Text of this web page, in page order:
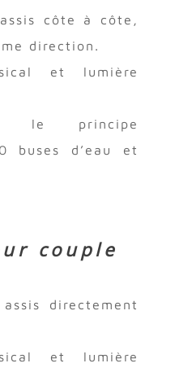
côte à côte,
direction.
et lumière
le principe
buses d’eau et
couple
directement
et lumière